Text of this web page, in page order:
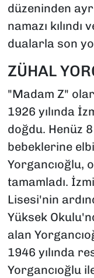
düzeninden
namazı
dualarla son
ZÜHAL
"Madam Z"
1926 yılında
doğdu. Henüz
bebeklerine
Yorgancıoğlu,
tamamladı.
Lisesi'nin
Yüksek
alan
1946 yılında
Yorgancıoğlu